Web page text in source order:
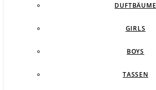
DUFTBÄUME
GIRLS
BOYS
TASSEN